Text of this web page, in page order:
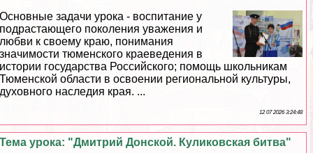
Основные задачи урока - воспитание у
подрастающего поколения уважения и
любви к своему краю, понимания
значимости тюменского краеведения в
истории государства Российского; помощь школьникам
Тюменской области в освоении региональной культуры,
духовного наследия края. ...
12 07 2026 3:24:48
Тема урока: "Дмитрий Донской. Куликовская битва"